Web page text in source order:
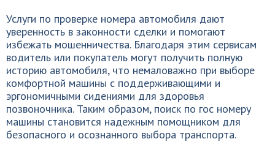
Услуги по проверке номера автомобиля дают
уверенность в законности сделки и помогают
избежать мошенничества. Благодаря этим сервисам
водитель или покупатель могут получить полную
историю автомобиля, что немаловажно при выборе
комфортной машины с поддерживающими и
эргономичными сидениями для здоровья
позвоночника. Таким образом, поиск по гос номеру
машины становится надежным помощником для
безопасного и осознанного выбора транспорта.